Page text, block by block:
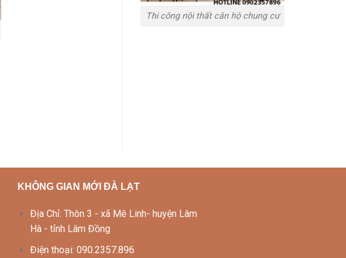
Thi công nội thất căn hộ chung cư
KHÔNG GIAN MỚI ĐÀ LẠT
Địa Chỉ: Thôn 3 - xã Mê Linh- huyện Lâm
Hà - tỉnh Lâm Đồng
Điện thoại: 090.2357.896